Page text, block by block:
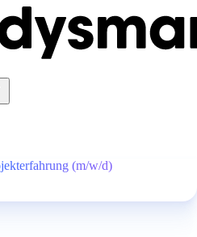
(m/w/d)